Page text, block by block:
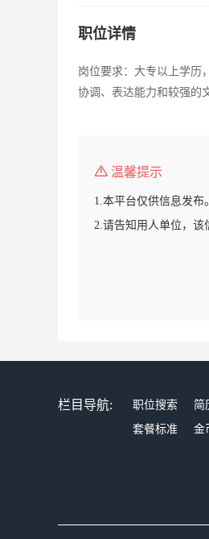
职位详情
岗位要求：大专以上学历
协调、表达能力和较强的
温馨提示
1.本平台仅供信息发布。
2.请告知用人单位，该
栏目导航: 职位搜索 简
套餐标准
金